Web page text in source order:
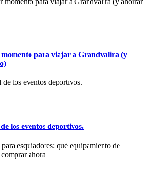
momento para viajar a Grandvalira (y
los eventos deportivos.